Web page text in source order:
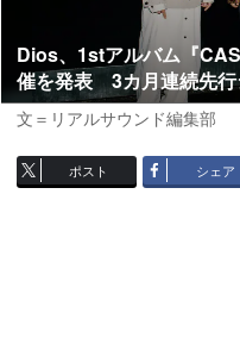
Dios、1stアルバム『
催を発表 3カ月連続先行
文＝リアルサウンド編集部
ポスト シェア